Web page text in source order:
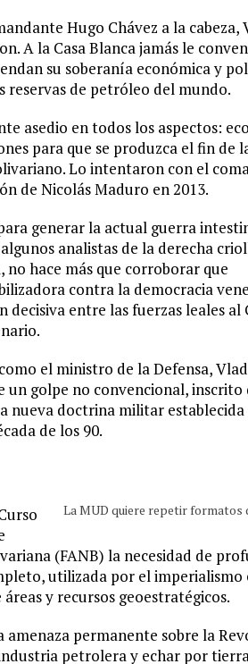
Hugo Chávez a la cabeza,
A la Casa Blanca jamás le
su soberanía económica y
reservas de petróleo del mundo.
asedio en todos los aspectos:
para que se produzca el fin de
Lo intentaron con el
de Nicolás Maduro en 2013.
generar la actual guerra
analistas de la derecha
hace más que corroborar que
contra la democracia
entre las fuerzas leales al
el ministro de la Defensa,
un golpe no convencional,
nueva doctrina militar
de los 90.
La MUD quiere repetir formatos
(FANB) la necesidad de
utilizada por el imperialismo
y recursos geoestratégicos.
permanente sobre la
petrolera y echar por